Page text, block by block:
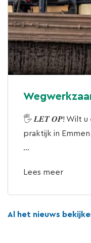
🖐 𝑳𝑬𝑻 𝑶𝑷! Wilt u
praktijk in Emmen
...
Lees meer
Al het nieuws